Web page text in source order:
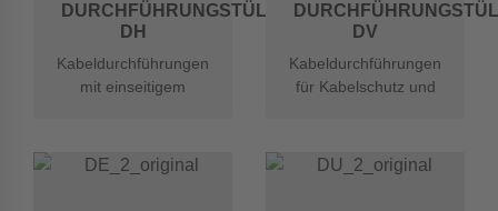
DURCHFÜHRUNGSTÜLLEN
DH
Kabeldurchführungen
mit einseitigem
DV
Kabeldurchführungen
für Kabelschutz und